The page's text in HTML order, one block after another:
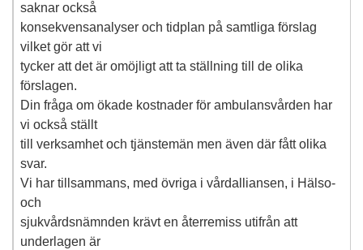
saknar också
konsekvensanalyser och tidplan på samtliga förslag
vilket gör att vi
tycker att det är omöjligt att ta ställning till de olika
förslagen.
Din fråga om ökade kostnader för ambulansvården har
vi också ställt
till verksamhet och tjänstemän men även där fått olika
svar.
Vi har tillsammans, med övriga i vårdalliansen, i Hälso-
och
sjukvårdsnämnden krävt en återremiss utifrån att
underlagen är